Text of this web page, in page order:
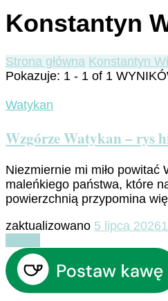
Konstantyn
Strona główna Konstantyn
Pokazuje: 1 - 1 of 1
Watykan
Wzgórze Watykan – rys
Niezmiernie mi miło
maleńkiego państwa, które
powierzchnią przypomina
zaktualizowano 5 lipca 2026